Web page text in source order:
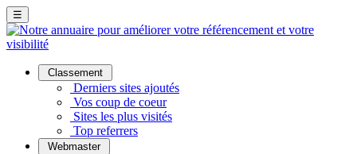
☰
Classement
Derniers sites ajoutés
Vos coup de coeur
Sites les plus visités
Top referrers
Webmaster